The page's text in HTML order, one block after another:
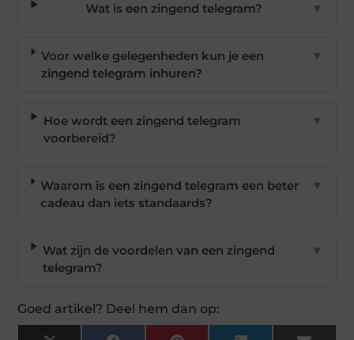
Wat is een zingend telegram? ▼
Voor welke gelegenheden kun je een
zingend telegram inhuren?
▼
Hoe wordt een zingend telegram
voorbereid?
▼
Waarom is een zingend telegram een beter
cadeau dan iets standaards?
▼
Wat zijn de voordelen van een zingend
telegram?
▼
Goed artikel? Deel hem dan op: